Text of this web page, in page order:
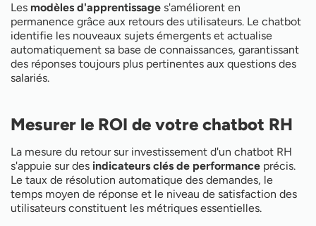
Les modèles d'apprentissage s'améliorent en
permanence grâce aux retours des utilisateurs. Le chatbot
identifie les nouveaux sujets émergents et actualise
automatiquement sa base de connaissances, garantissant
des réponses toujours plus pertinentes aux questions des
salariés.
Mesurer le ROI de votre chatbot RH
La mesure du retour sur investissement d'un chatbot RH
s'appuie sur des indicateurs clés de performance précis.
Le taux de résolution automatique des demandes, le
temps moyen de réponse et le niveau de satisfaction des
utilisateurs constituent les métriques essentielles.